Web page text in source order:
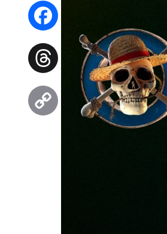
WhatsApp
Facebook
Threads